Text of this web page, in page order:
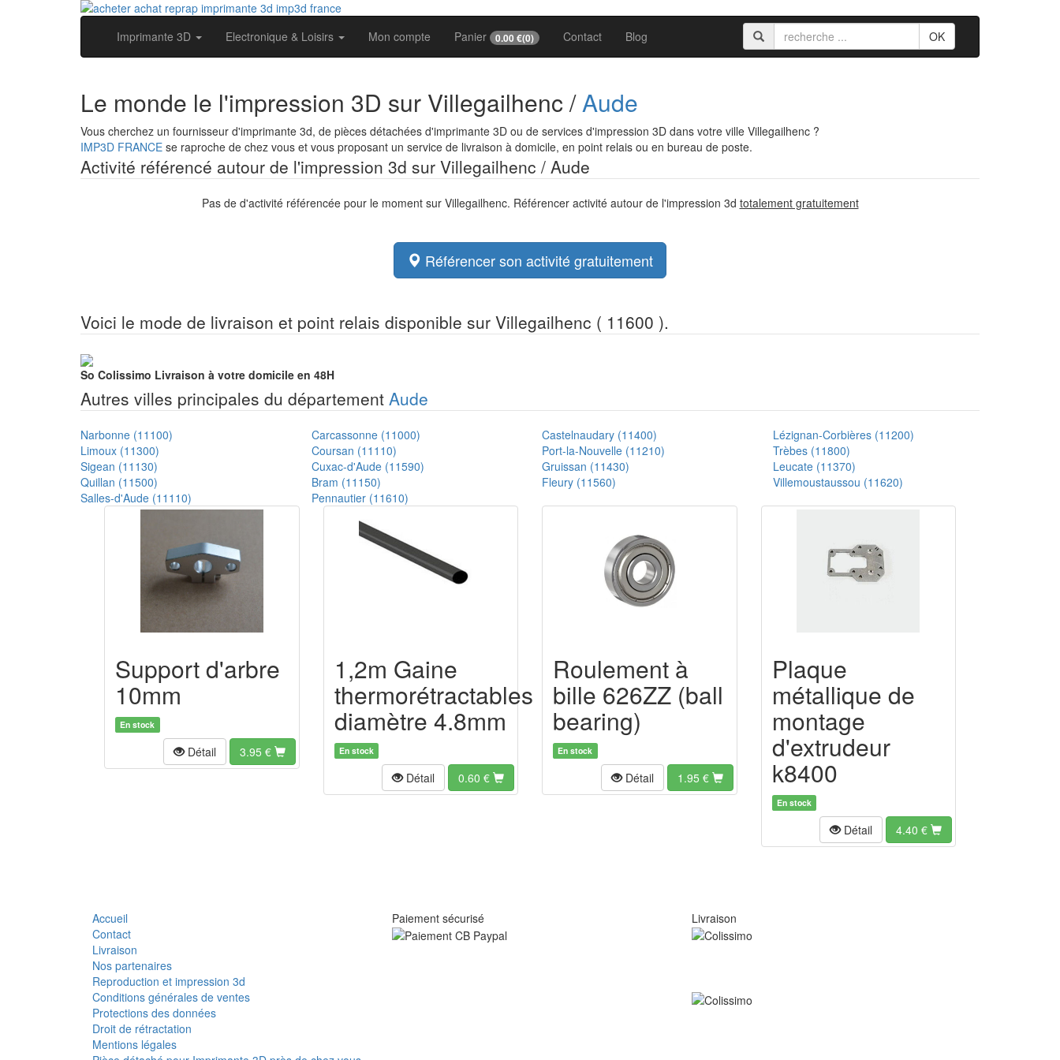
Imprimante 3D Electronique & Loisirs Mon compte Panier 0.00 €(0) Contact Blog OK
Le monde le l'impression 3D sur Villegailhenc /Aude
Vous cherchez un fournisseur d'imprimante 3d, de pièces détachées d'imprimante 3D ou de services d'impression 3D dans votre ville Villegailhenc ?
IMP3D FRANCE se raproche de chez vous et vous proposant un service de livraison à domicile, en point relais ou en bureau de poste.
Activité référencé autour de l'impression 3d sur Villegailhenc / Aude
Pas de d'activité référencée pour le moment sur Villegailhenc. Référencer activité autour de l'impression 3d totalement gratuitement
Référencer son activité gratuitement
Voici le mode de livraison et point relais disponible sur Villegailhenc ( 11600 ).
So Colissimo Livraison à votre domicile en 48H
Autres villes principales du département Aude
Narbonne (11100) Carcassonne (11000) Castelnaudary (11400)
Lézignan-Corbières (11200)
Limoux (11300)
Coursan (11110) Port-la-Nouvelle (11210)
Trèbes (11800)
Sigean (11130)
Cuxac-d'Aude (11590) Gruissan (11430)
Leucate (11370)
Quillan (11500)
Bram (11150) Fleury (11560)
Villemoustaussou (11620)
Salles-d'Aude (11110)
Pennautier (11610)
Support d'arbre
10mm
En stock
Détail 3.95 €
1,2m Gaine
thermorétractables
diamètre 4.8mm
En stock
Détail 0.60 €
Roulement à
bille 626ZZ (ball
bearing)
En stock
Détail 1.95 €
Plaque
métallique de
montage
d'extrudeur
k8400
En stock
Détail 4.40 €
Accueil
Contact
Livraison
Nos partenaires
Reproduction et impression 3d
Conditions générales de ventes
Protections des données
Droit de rétractation
Mentions légales
Paiement sécurisé Livraison